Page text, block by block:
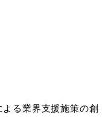
よる業界支援施策の創